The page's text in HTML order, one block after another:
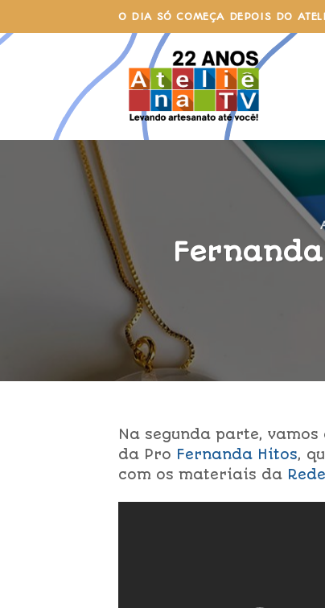
to
content
O DIA SÓ COMEÇA DEPOIS DO
Na segunda parte,
da Pro Fernanda Hitos,
com os materiais da